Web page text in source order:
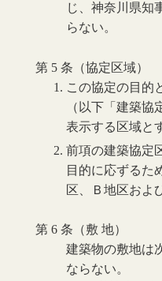
じ、神奈川県知
らない。
第 5 条（協定区域）
この協定の目的
（以下「建築協
表示する区域と
前項の建築協定
目的に応ずるた
区、Ｂ地区およ
第 6 条（敷 地）
建築物の敷地は
ならない。